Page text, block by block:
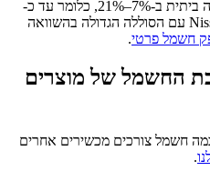
כלומר עד כ-
עם הסוללה הגדולה בהשוואה
חשמל פרטי.
החשמל של מוצרים
חשמל צורכים מכשירים אחרים
.